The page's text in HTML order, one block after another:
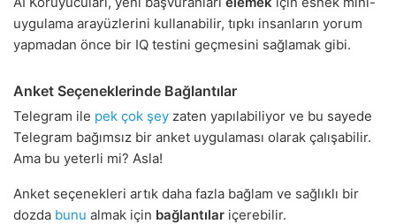
uygulama arayüzlerini kullanabilir, tıpkı insanların yorum
yapmadan önce bir IQ testini geçmesini sağlamak gibi.
Anket Seçeneklerinde Bağlantılar
Telegram ile pek çok şey zaten yapılabiliyor ve bu sayede
Telegram bağımsız bir anket uygulaması olarak çalışabilir.
Ama bu yeterli mi? Asla!
Anket seçenekleri artık daha fazla bağlam ve sağlıklı bir
dozda bunu almak için bağlantılar içerebilir.